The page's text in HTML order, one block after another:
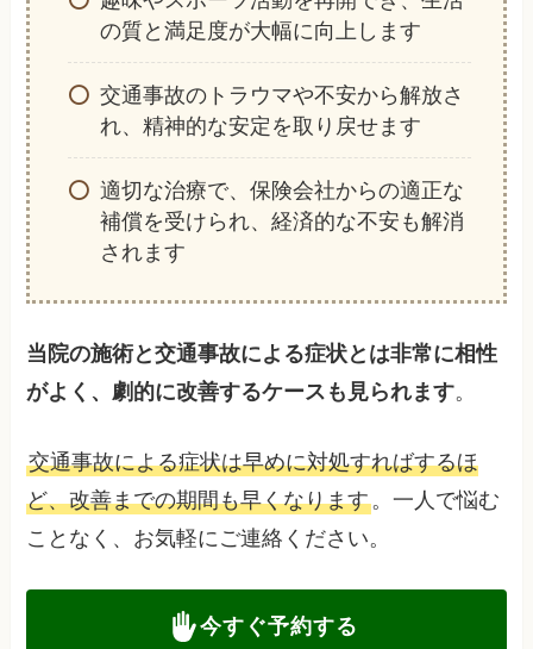
の質と満足度が大幅に向上します
交通事故のトラウマや不安から解放さ
れ、精神的な安定を取り戻せます
適切な治療で、保険会社からの適正な
補償を受けられ、経済的な不安も解消
されます
当院の施術と交通事故による症状とは非常に相性
がよく、劇的に改善するケースも見られます。
交通事故による症状は早めに対処すればするほ
ど、改善までの期間も早くなります。一人で悩む
ことなく、お気軽にご連絡ください。
今すぐ予約する